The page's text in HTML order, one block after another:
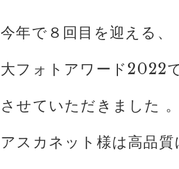
今年で８回目を迎える
大フォトアワード2022
させていただきました
アスカネット様は高品